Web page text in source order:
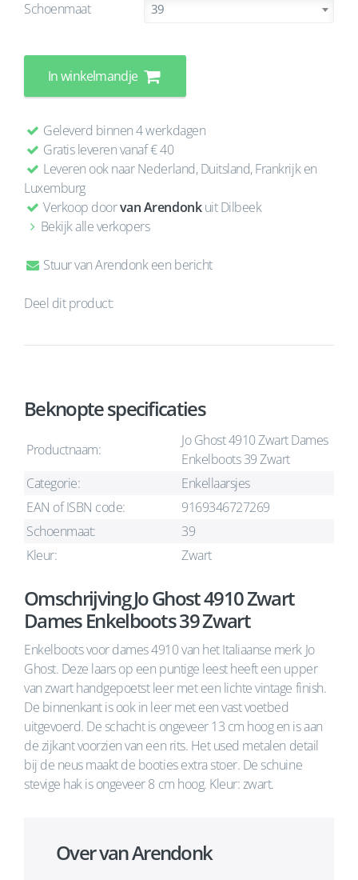
Schoenmaat 39
In winkelmandje
Geleverd binnen 4 werkdagen
Gratis leveren vanaf € 40
Leveren ook naar Nederland, Duitsland, Frankrijk en
Luxemburg
Verkoop doorvan Arendonkuit Dilbeek
Bekijk alle verkopers
Stuur van Arendonk een bericht
Deel dit product:
Beknopte specificaties
Productnaam:
Jo Ghost 4910 Zwart Dames
Enkelboots 39 Zwart
Categorie:
Enkellaarsjes
EAN of ISBN code:
9169346727269
Schoenmaat:
39
Kleur:
Zwart
Omschrijving Jo Ghost 4910 Zwart
Dames Enkelboots 39 Zwart
Enkelboots voor dames 4910 van het Italiaanse merk Jo
Ghost. Deze laars op een puntige leest heeft een upper
van zwart handgepoetst leer met een lichte vintage finish.
De binnenkant is ook in leer met een vast voetbed
uitgevoerd. De schacht is ongeveer 13 cm hoog en is aan
de zijkant voorzien van een rits. Het used metalen detail
bij de neus maakt de booties extra stoer. De schuine
stevige hak is ongeveer 8 cm hoog. Kleur: zwart.
Over van Arendonk